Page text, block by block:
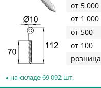
от 5 000
от 1 000
от 500
от 100
розница
на складе 69 092 шт.